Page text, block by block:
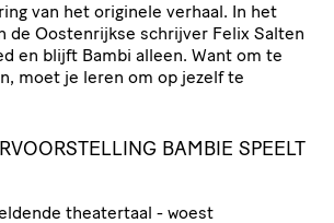
van het originele verhaal. In het
de Oostenrijkse schrijver Felix Salten
en blijft Bambi alleen. Want om te
moet je leren om op jezelf te
BAMBIE SPEELT
theatertaal - woest